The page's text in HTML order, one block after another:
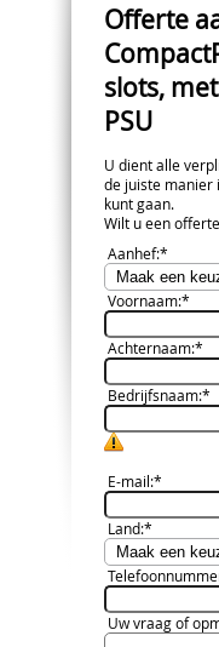
Offerte
slots,
PSU
U dient alle
de juiste manier
kunt gaan.
Wilt u een
Aanhef:*
Voornaam:*
Achternaam:*
Bedrijfsnaam:*
E-mail:*
Land:*
Uw vraag of